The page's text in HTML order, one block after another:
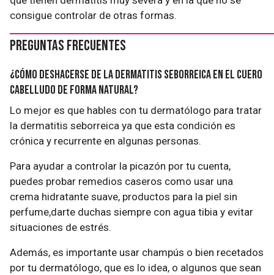
consigue controlar de otras formas.
Preguntas frecuentes
¿Cómo deshacerse de la dermatitis seborreica en el cuero
cabelludo de forma natural?
Lo mejor es que hables con tu dermatólogo para tratar
la dermatitis seborreica ya que esta condición es
crónica y recurrente en algunas personas.
Para ayudar a controlar la picazón por tu cuenta,
puedes probar remedios caseros como usar una
crema hidratante suave, productos para la piel sin
perfume,darte duchas siempre con agua tibia y evitar
situaciones de estrés.
Además, es importante usar champús o bien recetados
por tu dermatólogo, que es lo idea, o algunos que sean